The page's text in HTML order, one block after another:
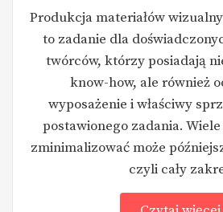
Produkcja materiałów
to zadanie dla
twórców, którzy posiadają
know-how, ale również
wyposażenie i właściwy
postawionego zadania.
zminimalizować może
czyli cały